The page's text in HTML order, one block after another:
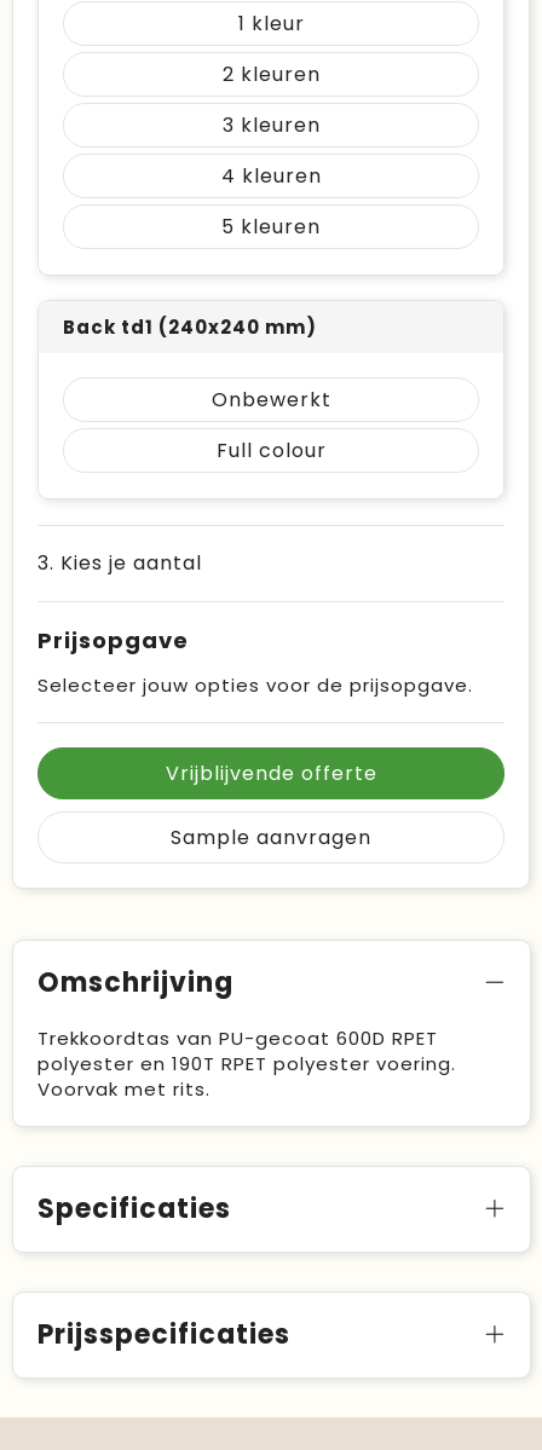
1
2
3
4
5
Back td1 (240x240 mm)
Onbewerkt
Full colour
3. Kies je aantal
Prijsopgave
Selecteer jouw opties voor de prijsopgave.
Vrijblijvende offerte
Sample aanvragen
Omschrijving
Trekkoordtas van PU-gecoat 600D RPET
polyester en 190T RPET polyester voering.
Voorvak met rits.
Specificaties
Prijsspecificaties